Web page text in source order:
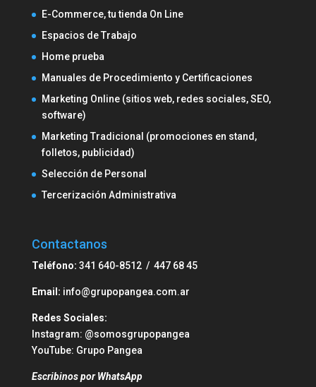
E-Commerce, tu tienda On Line
Espacios de Trabajo
Home prueba
Manuales de Procedimiento y Certificaciones
Marketing Online (sitios web, redes sociales, SEO,
software)
Marketing Tradicional (promociones en stand,
folletos, publicidad)
Selección de Personal
Tercerización Administrativa
Contactanos
Teléfono: 341 640-8512 / 447 68 45
Email: info@grupopangea.com.ar
Redes Sociales:
Instagram: @somosgrupopangea
YouTube: Grupo Pangea
Escribinos por WhatsApp